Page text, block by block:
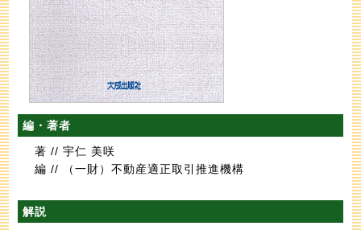
編・著者
著 // 宇仁 美咲
編 // （一財）不動産適正取引推進機構
解説